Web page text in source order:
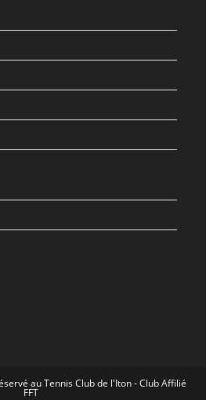
au Tennis Club de l'Iton - Club Affilié
FFT